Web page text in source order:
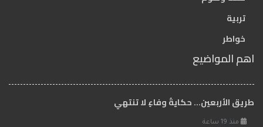
تربية
خواطر
اهم المواضيع
طريق الأربعين... حكايةُ وفاءٍ لا تنتهي
منذ 19 ساعة